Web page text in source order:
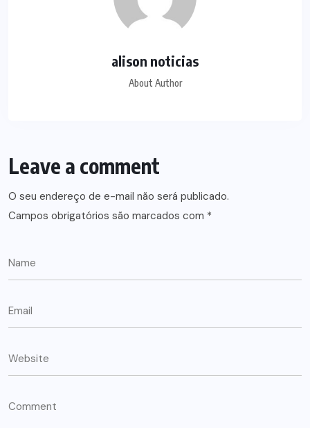
alison noticias
About Author
Leave a comment
O seu endereço de e-mail não será publicado.
Campos obrigatórios são marcados com *